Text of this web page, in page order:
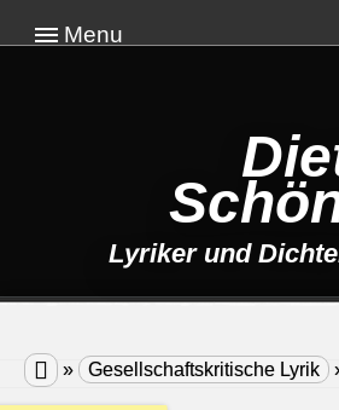
Menu
Lyriker und
 » Gesellschaftskritische Lyrik